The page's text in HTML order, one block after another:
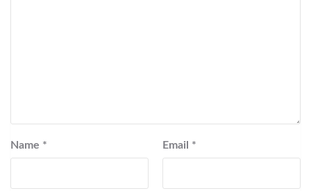
Name * Email *